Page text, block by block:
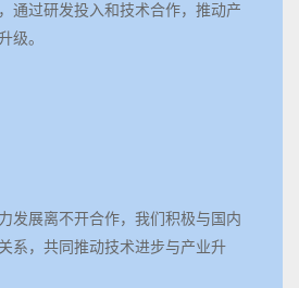
通过研发投入和技术合作，推动产
级。
发展离不开合作，我们积极与国内
系，共同推动技术进步与产业升